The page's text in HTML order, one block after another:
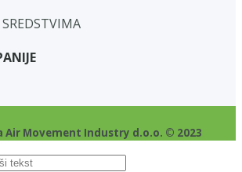
Air Movement Industry d.o.o. © 2023